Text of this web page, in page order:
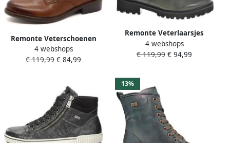
Remonte Veterschoenen
Hoog Veterschoenen Hoog
Cognac
4 webshops
€ 119,99 € 84,99
Remonte Veterlaarsjes
blokhak laarsjes
veterschoenen flats in used
4 webshops
€ 119,99 € 94,99
13%